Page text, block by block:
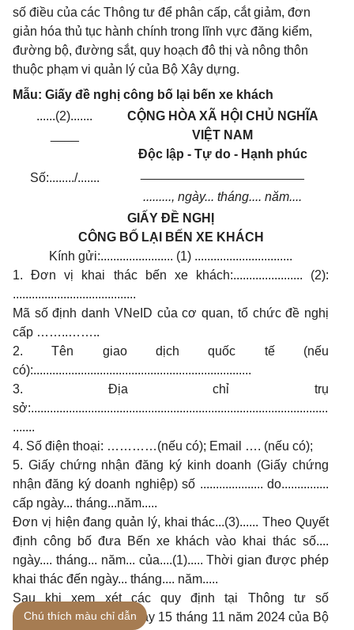
số điều của các Thông tư để phân cấp, cắt giảm, đơn
giản hóa thủ tục hành chính trong lĩnh vực đăng kiểm,
đường bộ, đường sắt, quy hoạch đô thị và nông thôn
thuộc phạm vi quản lý của Bộ Xây dựng.
Mẫu: Giấy đề nghị công bố lại bến xe khách
......(2).......
Số:......../.......
CỘNG HÒA XÃ HỘI CHỦ NGHĨA
VIỆT NAM
Độc lập - Tự do - Hạnh phúc
........., ngày... tháng.... năm....
GIẤY ĐỀ NGHỊ
CÔNG BỐ LẠI BẾN XE KHÁCH
Kính gửi:....................... (1) ...............................
1. Đơn vị khai thác bến xe khách:...................... (2):
.......................................
Mã số định danh VNeID của cơ quan, tổ chức đề nghị
cấp ……..……..
2. Tên giao dịch quốc tế (nếu
có):.....................................................................
3. Địa chỉ trụ
sở:..............................................................................................
.......
4. Số điện thoại: …………(nếu có); Email …. (nếu có);
5. Giấy chứng nhận đăng ký kinh doanh (Giấy chứng
nhận đăng ký doanh nghiệp) số .................... do...............
cấp ngày... tháng...năm.....
Đơn vị hiện đang quản lý, khai thác...(3)...... Theo Quyết
định công bố đưa Bến xe khách vào khai thác số....
ngày.... tháng... năm... của....(1)..... Thời gian được phép
khai thác đến ngày... tháng.... năm.....
Sau khi xem xét các quy định tại Thông tư số
36/2024/TT-BGTVT ngày 15 tháng 11 năm 2024 của Bộ
Chú thích màu chỉ dẫn